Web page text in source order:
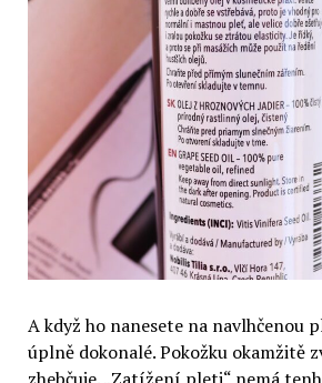
A když ho nanesete na navlhčenou
úplně dokonalé. Pokožku okamžitě